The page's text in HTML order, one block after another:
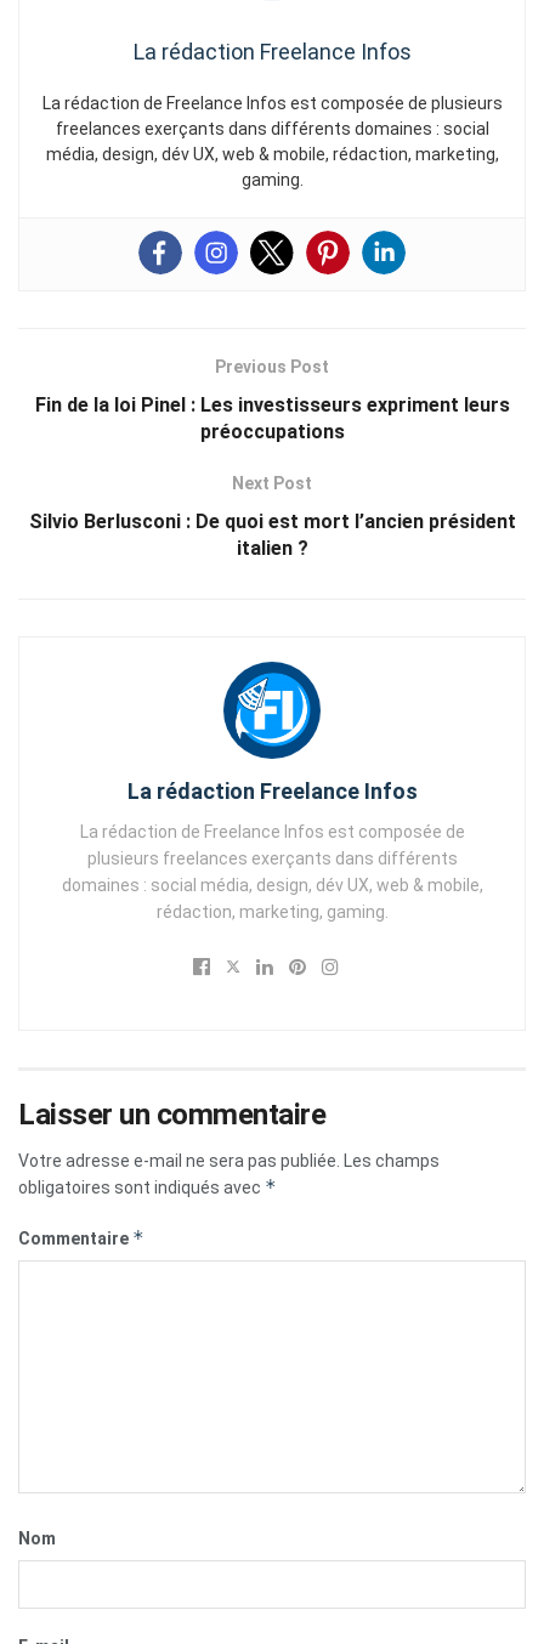
La rédaction Freelance Infos
La rédaction de Freelance Infos est composée de plusieurs
freelances exerçants dans différents domaines : social
média, design, dév UX, web & mobile, rédaction, marketing,
gaming.
Previous Post
Fin de la loi Pinel : Les investisseurs expriment leurs
préoccupations
Next Post
Silvio Berlusconi : De quoi est mort l’ancien président
italien ?
La rédaction Freelance Infos
La rédaction de Freelance Infos est composée de
plusieurs freelances exerçants dans différents
domaines : social média, design, dév UX, web & mobile,
rédaction, marketing, gaming.
Laisser un commentaire
Votre adresse e-mail ne sera pas publiée. Les champs
obligatoires sont indiqués avec *
Commentaire *
Nom